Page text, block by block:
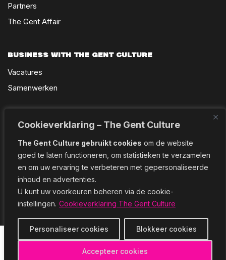
Cookieverklaring – The Gent Culture
The Gent Culture gebruikt cookies om de website
goed te laten functioneren, om statistieken te verzamelen
en om uw ervaring te verbeteren met gepersonaliseerde
inhoud en advertenties.
U kunt uw voorkeuren beheren via de cookie-
instellingen. Cookieverklaring The Gent Culture
Personaliseer cookies Blokkeer cookies
Accepteer cookies
Partners
The Gent Affair
Business with The Gent Culture
Vacatures
Samenwerken
101 with The Gent Culture
About The Gent Culture
Colofon
Contact
Copyright © 2026 - The Gent Culture